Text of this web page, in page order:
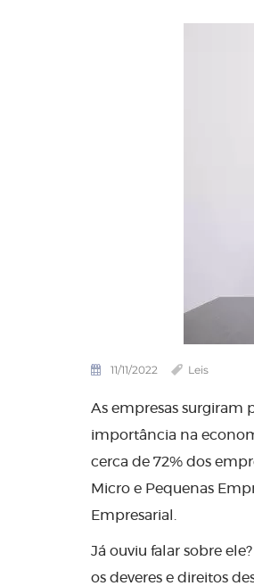
11/11/2022 Leis
As empresas surgiram
importância na
cerca de 72% dos
Micro e Pequenas
Empresarial.
Já ouviu falar sobre
os deveres e direitos